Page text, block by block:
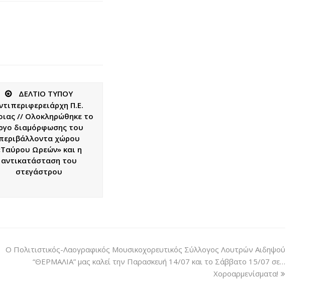
ΔΕΛΤΙΟ ΤΥΠΟΥ
Π.Ε.
// Ολοκληρώθηκε το
διαμόρφωσης του
χώρου
Ωρεών» και η
αντικατάσταση του
στεγάστρου
Ο Πολιτιστικός-Λαογραφικός Μουσικοχορευτικός Σύλλογος Λουτρών Αιδηψού
“ΘΕΡΜΑΛΙΑ” μας καλεί την Παρασκευή 14/07 και το Σάββατο 15/07 σε…
Χοροαρμενίσματα!